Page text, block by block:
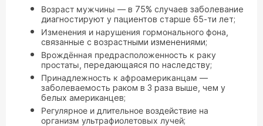
Возраст мужчины — в 75% случаев заболевание
диагностируют у пациентов старше 65-ти лет;
Изменения и нарушения гормонального фона
связанные с возрастными изменениями;
Врождённая предрасположенность к раку
простаты , передающаяся по наследству;
Принадлежность к афроамериканцам —
заболеваемость раком в 3 раза выше, чем у
белых американцев;
Регулярное и длительное воздействие на
организм ультрафиолетовых лучей;